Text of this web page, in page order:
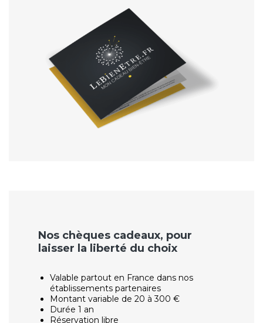
Nos chèques cadeaux, pour
laisser la liberté du choix
Valable partout en France dans nos
établissements partenaires
Montant variable de 20 à 300 €
Durée 1 an
Réservation libre